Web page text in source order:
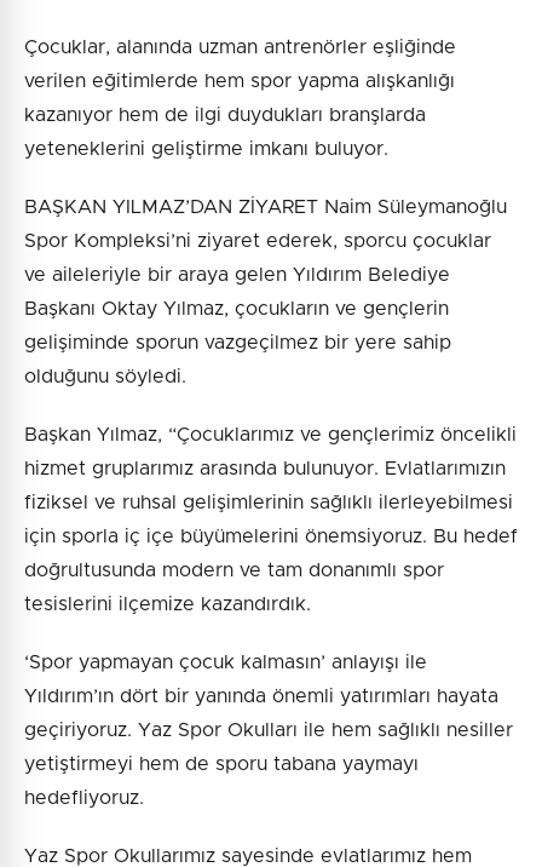
Çocuklar, alanında uzman antrenörler eşliğinde
verilen eğitimlerde hem spor yapma alışkanlığı
kazanıyor hem de ilgi duydukları branşlarda
yeteneklerini geliştirme imkanı buluyor.
BAŞKAN YILMAZ’DAN ZİYARET Naim Süleymanoğlu
Spor Kompleksi’ni ziyaret ederek, sporcu çocuklar
ve aileleriyle bir araya gelen Yıldırım Belediye
Başkanı Oktay Yılmaz, çocukların ve gençlerin
gelişiminde sporun vazgeçilmez bir yere sahip
olduğunu söyledi.
Başkan Yılmaz, “Çocuklarımız ve gençlerimiz öncelikli
hizmet gruplarımız arasında bulunuyor. Evlatlarımızın
fiziksel ve ruhsal gelişimlerinin sağlıklı ilerleyebilmesi
için sporla iç içe büyümelerini önemsiyoruz. Bu hedef
doğrultusunda modern ve tam donanımlı spor
tesislerini ilçemize kazandırdık.
‘Spor yapmayan çocuk kalmasın’ anlayışı ile
Yıldırım’ın dört bir yanında önemli yatırımları hayata
geçiriyoruz. Yaz Spor Okulları ile hem sağlıklı nesiller
yetiştirmeyi hem de sporu tabana yaymayı
hedefliyoruz.
Yaz Spor Okullarımız sayesinde evlatlarımız hem